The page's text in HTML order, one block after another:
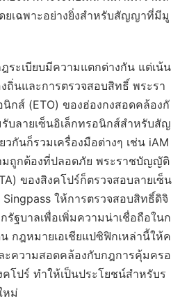
ยเฉพาะอย่างยิ่งสำหรับสัญญาที่มีมู
ระเบียบมีความแตกต่างกัน แต่เน้น
ถิ่นและการตรวจสอบสิทธิ์ พระรา
กส์ (ETO) ของฮ่องกงสอดคล้องกั
บลายเซ็นอิเล็กทรอนิกส์สำหรับสัญ
กันก็รวมเครื่องมือต่างๆ เช่น iAM
มถูกต้องที่ปลอดภัย พระราชบัญญัติ
ของสิงคโปร์ก็ตรวจสอบลายเซ็น
ให้การตรวจสอบสิทธิ์ดิจิ
ฐบาลเพื่อเพิ่มความน่าเชื่อถือในก
กฎหมายเอเชียแปซิฟิกเหล่านี้ให้ค
ะความสอดคล้องกับกฎการคุ้มครอ
โปร์ ทำให้เป็นประโยชน์สำหรับร
หม่